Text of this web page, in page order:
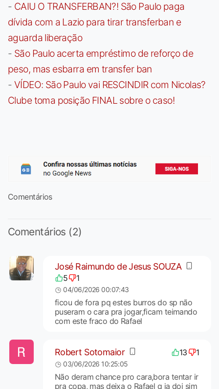
- CAIU O TRANSFERBAN?! São Paulo paga
dívida com a Lazio para tirar transferban e
aguarda liberação
- São Paulo acerta empréstimo de reforço de
peso, mas esbarra em transfer ban
- VÍDEO: São Paulo vai RESCINDIR com Nicolas?
Clube toma posição FINAL sobre o caso!
Comentários
Comentários (2)
José Raimundo de Jesus SOUZA
5 1
04/06/2026 00:07:43
ficou de fora pq estes burros do sp não
puseram o cara pra jogar,ficam teimando
com este fraco do Rafael
Robert Sotomaior 13 1
03/06/2026 10:25:05
Não deram chance pro cara,bora tentar ir
pra copa, mas deixa o Rafael q ja doi sim